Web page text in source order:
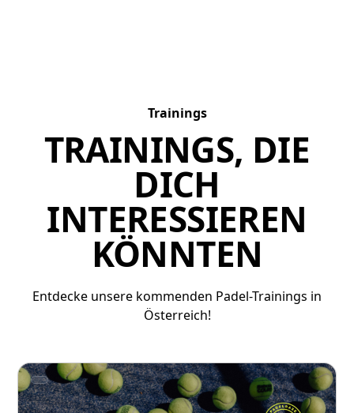
Trainings
TRAININGS, DIE
DICH
INTERESSIEREN
KÖNNTEN
Entdecke unsere kommenden Padel-Trainings in
Österreich!